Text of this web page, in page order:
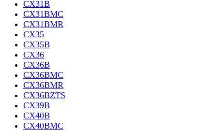
CX31B
CX31BMC
CX31BMR
CX35
CX35B
CX36
CX36B
CX36BMC
CX36BMR
CX36BZTS
CX39B
CX40B
CX40BMC